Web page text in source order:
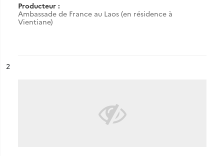
Producteur :
Ambassade de France au Laos (en résidence à
Vientiane)
n°
2